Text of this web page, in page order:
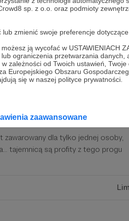
sp. z o.o. oraz podmioty
zmienić swoje preferencje
ją wycofać w USTAWIENIACH
ograniczenia przetwarzania
zależności od Twoich ustawień,
Europejskiego Obszaru
się w naszej polityce prywatności.
zaawansowane
z tym że w zamian za tak hojne
będzie wola Patrona),
poszukiwania... amen :)
dla tylko jednej osoby,
tajemnicą są profity z tego progu